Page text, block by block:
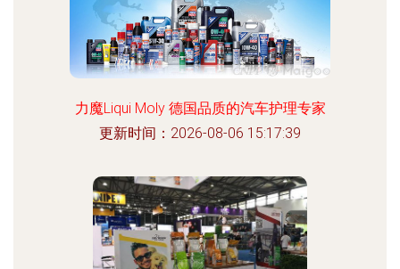
力魔Liqui Moly 德国品质的汽车护理专家
更新时间：2026-08-06 15:17:39